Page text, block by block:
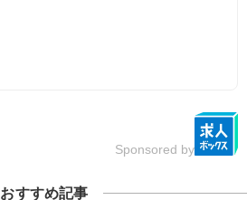
Sponsored by
おすすめ記事